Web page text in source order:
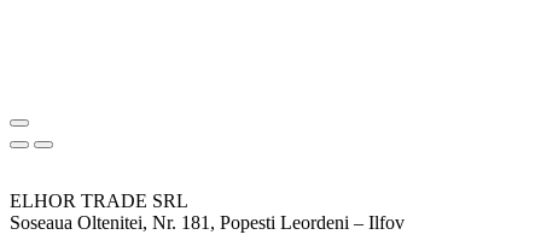
ELHOR TRADE SRL
Soseaua Oltenitei, Nr. 181, Popesti Leordeni – Ilfov